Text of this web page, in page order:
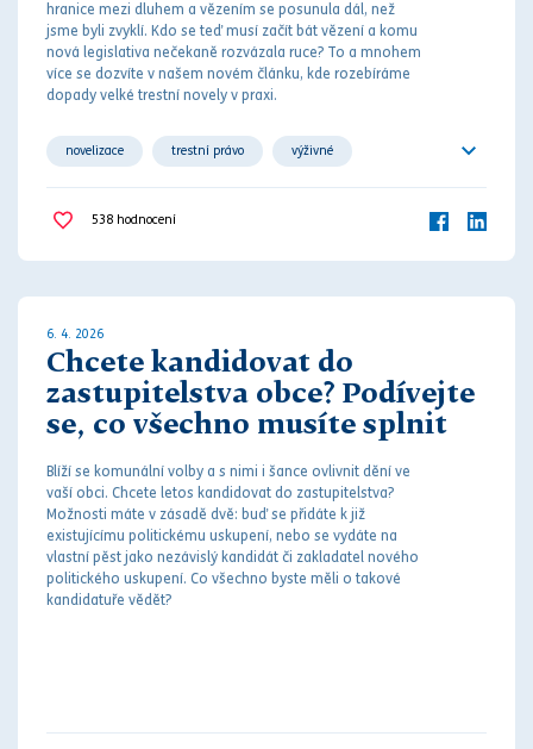
hranice mezi dluhem a vězením se posunula dál, než
jsme byli zvyklí. Kdo se teď musí začít bát vězení a komu
nová legislativa nečekaně rozvázala ruce? To a mnohem
více se dozvíte v našem novém článku, kde rozebíráme
dopady velké trestní novely v praxi.
novelizace trestní právo výživné
vyživovací povinnost
538 hodnocení
6. 4. 2026
Chcete kandidovat do
zastupitelstva obce? Podívejte
se, co všechno musíte splnit
Blíží se komunální volby a s nimi i šance ovlivnit dění ve
vaší obci. Chcete letos kandidovat do zastupitelstva?
Možnosti máte v zásadě dvě: buď se přidáte k již
existujícímu politickému uskupení, nebo se vydáte na
vlastní pěst jako nezávislý kandidát či zakladatel nového
politického uskupení. Co všechno byste měli o takové
kandidatuře vědět?